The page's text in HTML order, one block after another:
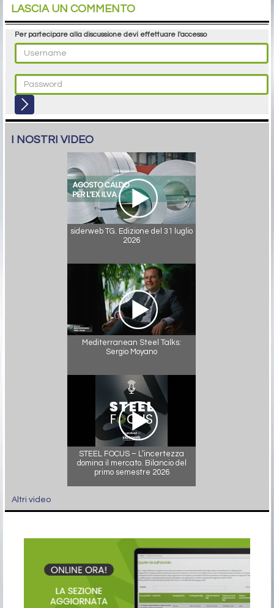
LASCIA UN COMMENTO
Per partecipare alla discussione devi effettuare l'accesso
I NOSTRI VIDEO
siderweb TG. Edizione del 31 luglio
2026
Mediterranean Steel Talks:
Sergio Moyano
STEEL FOCUS – L’incertezza
domina il mercato. Bilancio del
primo semestre 2026
Altri video